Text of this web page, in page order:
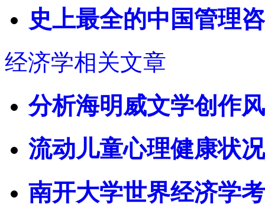
史上最全的中国管理
经济学相关文章
分析海明威文学创作
流动儿童心理健康状
南开大学世界经济学